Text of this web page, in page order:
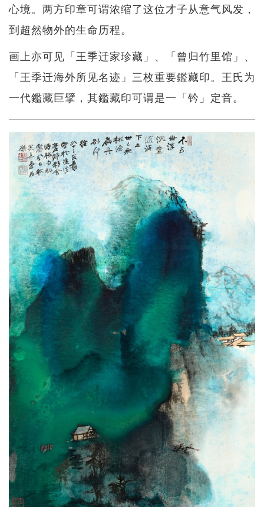
心境。两方印章可谓浓缩了这位才子从意气风发，
到超然物外的生命历程。
画上亦可见「王季迁家珍藏」、「曾归竹里馆」、
「王季迁海外所见名迹」三枚重要鑑藏印。王氏为
一代鑑藏巨擘，其鑑藏印可谓是一「钤」定音。